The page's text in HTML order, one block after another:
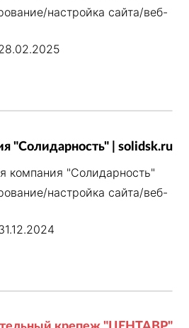
настройка сайта/веб-
"Солидарность" | solidsk.ru
компания "Солидарность"
настройка сайта/веб-